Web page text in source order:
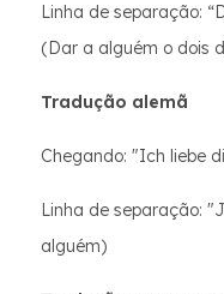
Linha de separação:
(Dar a alguém o dois
Tradução alemã
Chegando: "Ich liebe
Linha de separação:
alguém)